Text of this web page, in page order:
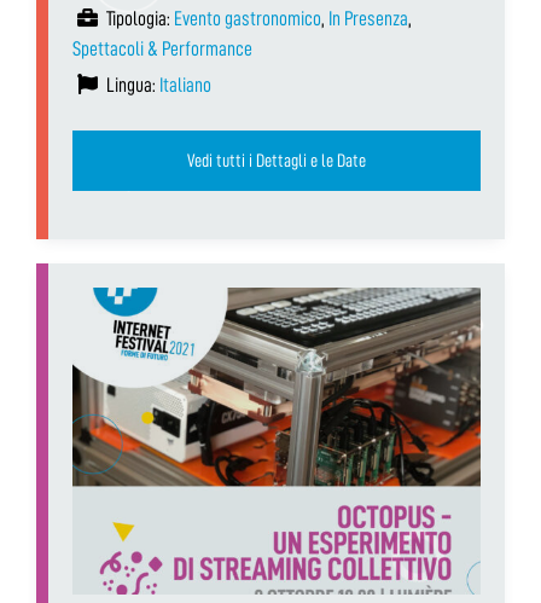
Tipologia: Evento gastronomico, In Presenza,
Spettacoli & Performance
Lingua: Italiano
Vedi tutti i Dettagli e le Date